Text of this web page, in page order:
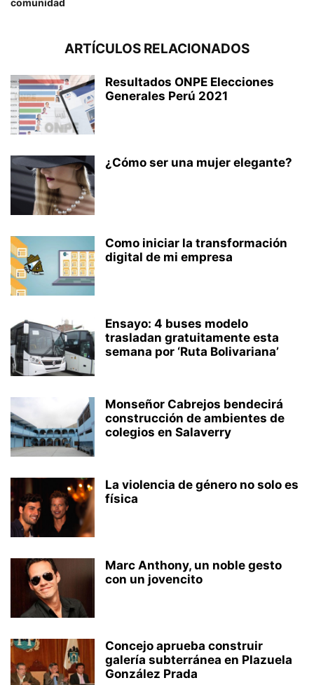
comunidad
ARTÍCULOS RELACIONADOS
Resultados ONPE Elecciones
Generales Perú 2021
¿Cómo ser una mujer elegante?
Como iniciar la transformación
digital de mi empresa
Ensayo: 4 buses modelo
trasladan gratuitamente esta
semana por ‘Ruta Bolivariana’
Monseñor Cabrejos bendecirá
construcción de ambientes de
colegios en Salaverry
La violencia de género no solo es
física
Marc Anthony, un noble gesto
con un jovencito
Concejo aprueba construir
galería subterránea en Plazuela
González Prada